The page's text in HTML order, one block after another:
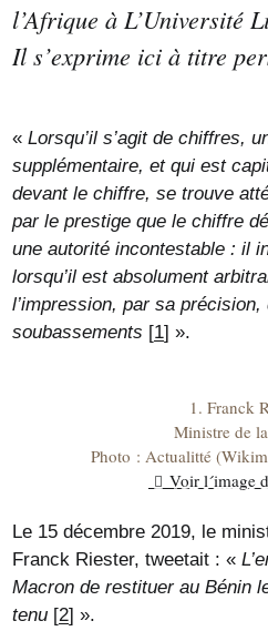
l’Afrique à L’Université
Il s’exprime ici à titre
«Lorsqu’il s’agit de chiffres,
supplémentaire, et qui est
devant le chiffre, se trouve
par le prestige que le chiffre
une autorité incontestable : il
lorsqu’il est absolument
l’impression, par sa
soubassements [1] ».
1. Franck
Ministre de
Photo : Actualitté
Voir l´image
Le 15 décembre 2019, le
Franck Riester, tweetait : «
Macron de restituer au Bénin
tenu [2] ».